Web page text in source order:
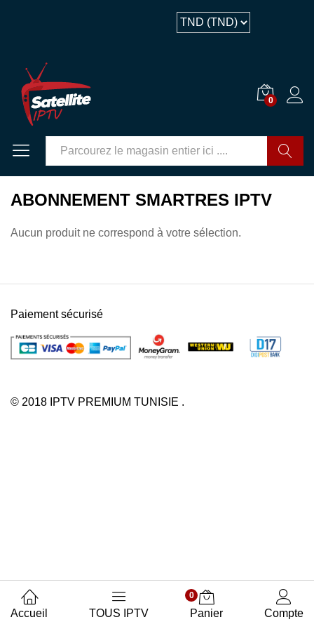
0
GO
ABONNEMENT SMARTRES IPTV
Aucun produit ne correspond à votre sélection.
© 2018 IPTV PREMIUM TUNISIE .
Paiement sécurisé
Accueil TOUS IPTV
0
Panier Compte